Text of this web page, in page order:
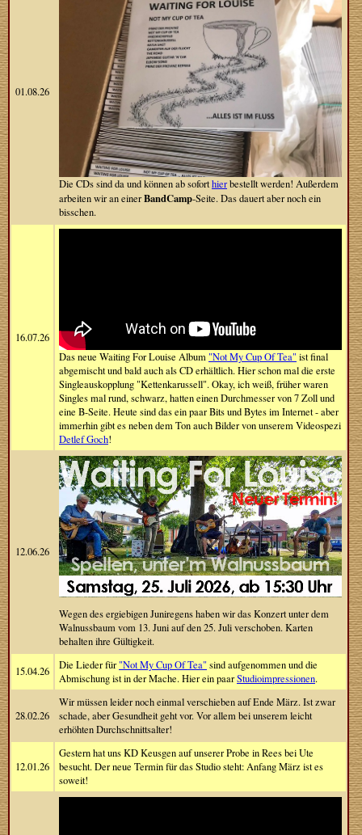
01.08.26
Die CDs sind da und können ab soforthierbestellt werden! Außerdem
arbeiten wir an einerBandCamp-Seite. Das dauert aber noch ein
bisschen.
16.07.26
Das neue Waiting For Louise Album "Not My Cup Of Tea" ist final
abgemischt und bald auch als CD erhältlich. Hier schon mal die erste
Singleauskopplung "Kettenkarussell". Okay, ich weiß, früher waren
Singles mal rund, schwarz, hatten einen Durchmesser von 7 Zoll und
eine B-Seite. Heute sind das ein paar Bits und Bytes im Internet - aber
immerhin gibt es neben dem Ton auch Bilder von unserem Videospezi
Detlef Goch!
12.06.26
Wegen des ergiebigen Juniregens haben wir das Konzert unter dem
Walnussbaum vom 13. Juni auf den 25. Juli verschoben. Karten
behalten ihre Gültigkeit.
15.04.26 Die Lieder für "Not My Cup Of Tea" sind aufgenommen und die
Abmischung ist in der Mache. Hier ein paarStudioimpressionen.
28.02.26
Wir müssen leider noch einmal verschieben auf Ende März. Ist zwar
schade, aber Gesundheit geht vor. Vor allem bei unserem leicht
erhöhten Durchschnittsalter!
12.01.26
Gestern hat uns KD Keusgen auf unserer Probe in Rees bei Ute
besucht. Der neue Termin für das Studio steht: Anfang März ist es
soweit!